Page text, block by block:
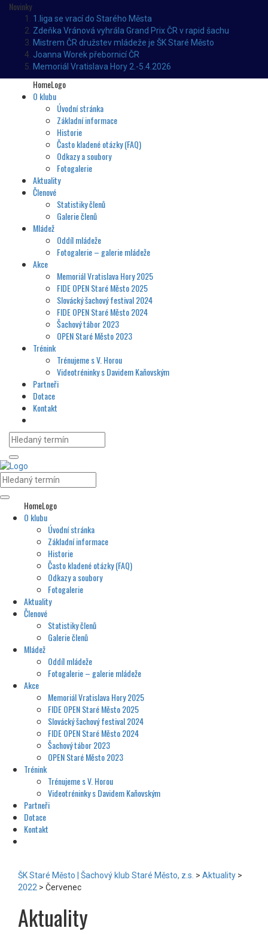
Novinky
1.liga se vrací do Starého Města
Zdeňka Vránová vyhrála Grand Prix ČR v rapid šachu
Mistrem ČR družstev mládeže je ŠK Staré Město
Joanna Worek přebornicí ČR
Memoriál Vratislava Hory 2.-5.4.2026
HomeLogo
O klubu
Úvodní stránka
Základní informace
Historie
Často kladené otázky (FAQ)
Odkazy a soubory
Fotogalerie
Aktuality
Členové
Statistiky členů
Galerie členů
Mládež
Oddíl mládeže
Fotogalerie – galerie mládeže
Akce
Memoriál Vratislava Hory 2025
FIDE OPEN Staré Město 2025
Slovácký šachový festival 2024
FIDE OPEN Staré Město 2024
Šachový tábor 2023
OPEN Staré Město 2023
Trénink
Trénujeme s V. Horou
Videotréninky s Davidem Kaňovským
Partneři
Dotace
Kontakt
HomeLogo
O klubu
Úvodní stránka
Základní informace
Historie
Často kladené otázky (FAQ)
Odkazy a soubory
Fotogalerie
Aktuality
Členové
Statistiky členů
Galerie členů
Mládež
Oddíl mládeže
Fotogalerie – galerie mládeže
Akce
Memoriál Vratislava Hory 2025
FIDE OPEN Staré Město 2025
Slovácký šachový festival 2024
FIDE OPEN Staré Město 2024
Šachový tábor 2023
OPEN Staré Město 2023
Trénink
Trénujeme s V. Horou
Videotréninky s Davidem Kaňovským
Partneři
Dotace
Kontakt
ŠK Staré Město | Šachový klub Staré Město, z.s. > Aktuality >
2022 > Červenec
Aktuality